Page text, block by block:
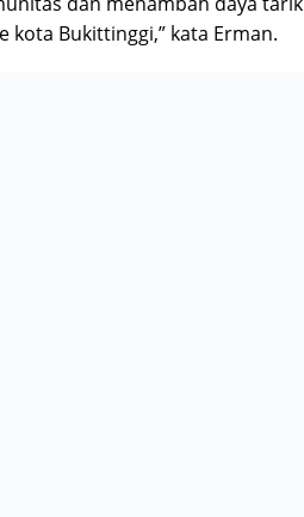
kota Bukittinggi,” kata Erman.